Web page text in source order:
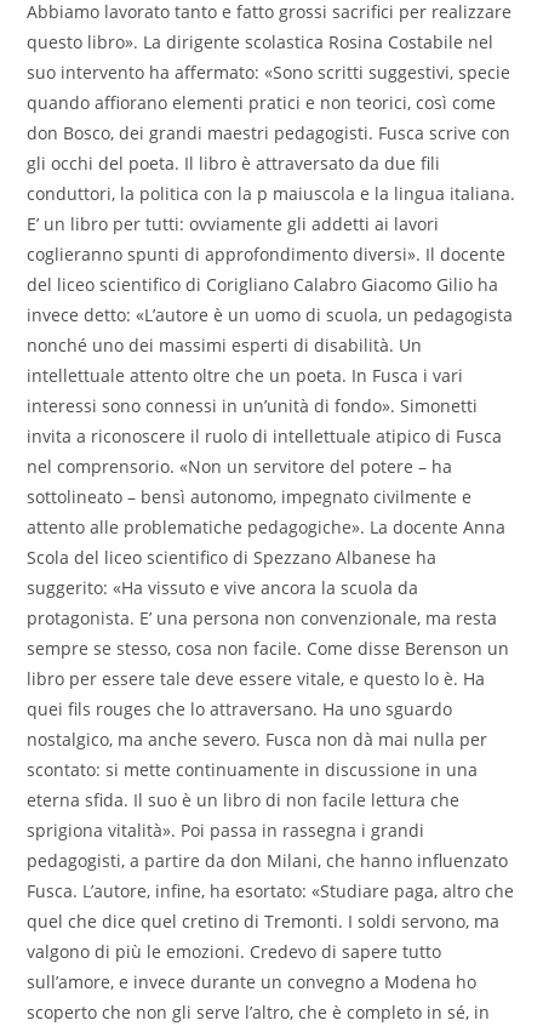
Abbiamo lavorato tanto e fatto grossi sacrifici per realizzare
questo libro». La dirigente scolastica Rosina Costabile nel
suo intervento ha affermato: «Sono scritti suggestivi, specie
quando affiorano elementi pratici e non teorici, così come
don Bosco, dei grandi maestri pedagogisti. Fusca scrive con
gli occhi del poeta. Il libro è attraversato da due fili
conduttori, la politica con la p maiuscola e la lingua italiana.
E’ un libro per tutti: ovviamente gli addetti ai lavori
coglieranno spunti di approfondimento diversi». Il docente
del liceo scientifico di Corigliano Calabro Giacomo Gilio ha
invece detto: «L’autore è un uomo di scuola, un pedagogista
nonché uno dei massimi esperti di disabilità. Un
intellettuale attento oltre che un poeta. In Fusca i vari
interessi sono connessi in un’unità di fondo». Simonetti
invita a riconoscere il ruolo di intellettuale atipico di Fusca
nel comprensorio. «Non un servitore del potere – ha
sottolineato – bensì autonomo, impegnato civilmente e
attento alle problematiche pedagogiche». La docente Anna
Scola del liceo scientifico di Spezzano Albanese ha
suggerito: «Ha vissuto e vive ancora la scuola da
protagonista. E’ una persona non convenzionale, ma resta
sempre se stesso, cosa non facile. Come disse Berenson un
libro per essere tale deve essere vitale, e questo lo è. Ha
quei fils rouges che lo attraversano. Ha uno sguardo
nostalgico, ma anche severo. Fusca non dà mai nulla per
scontato: si mette continuamente in discussione in una
eterna sfida. Il suo è un libro di non facile lettura che
sprigiona vitalità». Poi passa in rassegna i grandi
pedagogisti, a partire da don Milani, che hanno influenzato
Fusca. L’autore, infine, ha esortato: «Studiare paga, altro che
quel che dice quel cretino di Tremonti. I soldi servono, ma
valgono di più le emozioni. Credevo di sapere tutto
sull’amore, e invece durante un convegno a Modena ho
scoperto che non gli serve l’altro, che è completo in sé, in